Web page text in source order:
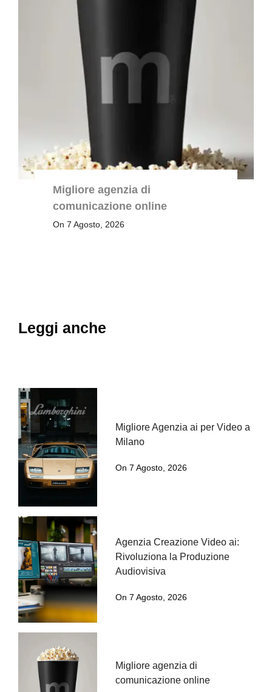
Migliore agenzia di
comunicazione online
On 7 Agosto, 2026
Leggi anche
Migliore Agenzia ai per Video a
Milano
On 7 Agosto, 2026
Agenzia Creazione Video ai:
Rivoluziona la Produzione
Audiovisiva
On 7 Agosto, 2026
Migliore agenzia di
comunicazione online